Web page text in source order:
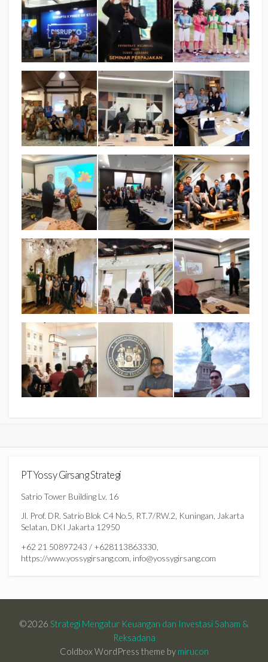
PT Yossy Girsang Strategi
Satrio Tower Building Lv. 16
Jl. Prof. DR. Satrio Blok C4 No.5, RT.7/RW.2, Kuningan, Jakarta
Selatan, DKI Jakarta 12950
+62 21 50897243 / +628113863330,
https://www.yossygirsang.com, info@yossygirsang.com
©2026 Strategi Mengatur Keuangan dan Investasi Saham &
Reksadana
Coldbox WordPress theme by mirucon